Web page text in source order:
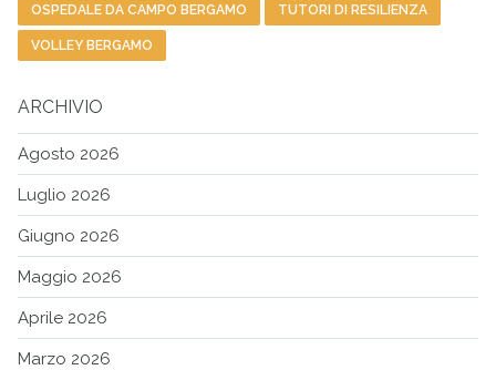
OSPEDALE DA CAMPO BERGAMO TUTORI DI RESILIENZA
VOLLEY BERGAMO
ARCHIVIO
Agosto 2026
Luglio 2026
Giugno 2026
Maggio 2026
Aprile 2026
Marzo 2026